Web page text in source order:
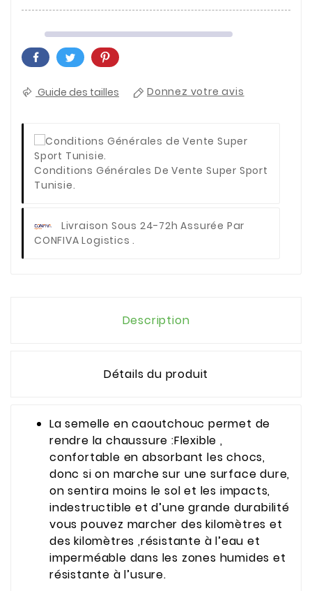
Guide des tailles Donnez votre avis
Conditions Générales De Vente Super Sport
Tunisie.
Livraison Sous 24-72h Assurée Par
CONFIVA Logistics .
Description
Détails du produit
La semelle en caoutchouc permet de
rendre la chaussure :Flexible ,
confortable en absorbant les chocs,
donc si on marche sur une surface dure,
on sentira moins le sol et les impacts,
indestructible et d’une grande durabilité
vous pouvez marcher des kilomètres et
des kilomètres ,résistante à l’eau et
imperméable dans les zones humides et
résistante à l’usure.